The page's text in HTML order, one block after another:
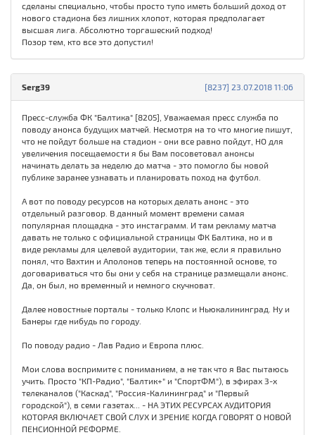
сделаны специально, чтобы просто тупо иметь больший доход от
нового стадиона без лишних хлопот, которая предполагает
высшая лига. Абсолютно торгашеский подход!
Позор тем, кто все это допустил!
[8237] 23.07.2018 11:06
Serg39
Пресс-служба ФК "Балтика" [8205], Уважаемая пресс служба по
поводу анонса будущих матчей. Несмотря на то что многие пишут,
что не пойдут больше на стадион - они все равно пойдут, НО для
увеличения посещаемости я бы Вам посоветовал анонсы
начинать делать за неделю до матча - это помогло бы новой
публике заранее узнавать и планировать поход на футбол.
А вот по поводу ресурсов на которых делать анонс - это
отдельный разговор. В данный момент времени самая
популярная площадка - это инстаграмм. И там рекламу матча
давать не только с официальной страницы ФК Балтика, но и в
виде рекламы для целевой аудитории, так же, если я правильно
понял, что Вахтин и Аполонов теперь на постоянной основе, то
договариваться что бы они у себя на странице размещали анонс.
Да, он был, но временный и немного скучноват.
Далее новостные порталы - только Клопс и Ньюкалининград. Ну и
Банеры где нибудь по городу.
По поводу радио - Лав Радио и Европа плюс.
Мои слова воспримите с пониманием, а не так что я Вас пытаюсь
учить. Просто "КП-Радио", "Балтик+" и "СпортФМ"), в эфирах 3-х
телеканалов ("Каскад", "Россия-Калининград" и "Первый
городской"), в семи газетах... - НА ЭТИХ РЕСУРСАХ АУДИТОРИЯ
КОТОРАЯ ВКЛЮЧАЕТ СВОЙ СЛУХ И ЗРЕНИЕ КОГДА ГОВОРЯТ О НОВОЙ
ПЕНСИОННОЙ РЕФОРМЕ.